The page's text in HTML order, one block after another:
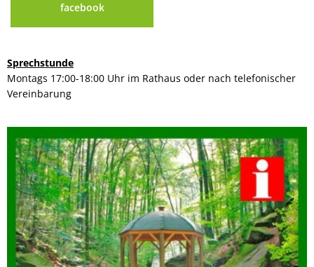
facebook
Sprechstunde
Montags 17:00-18:00 Uhr im Rathaus oder nach telefonischer
Vereinbarung